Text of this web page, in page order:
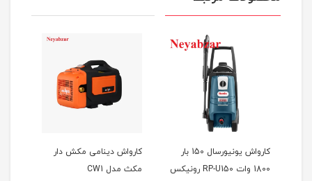
کارواش یونیورسال 150 بار
1800 وات RP-U150 رونیکس
کارواش دینامی مکش دار
مکث مدل CW1